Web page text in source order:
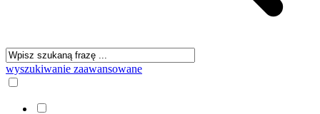
wyszukiwanie zaawansowane